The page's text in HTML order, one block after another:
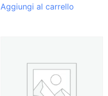
Aggiungi al carrello